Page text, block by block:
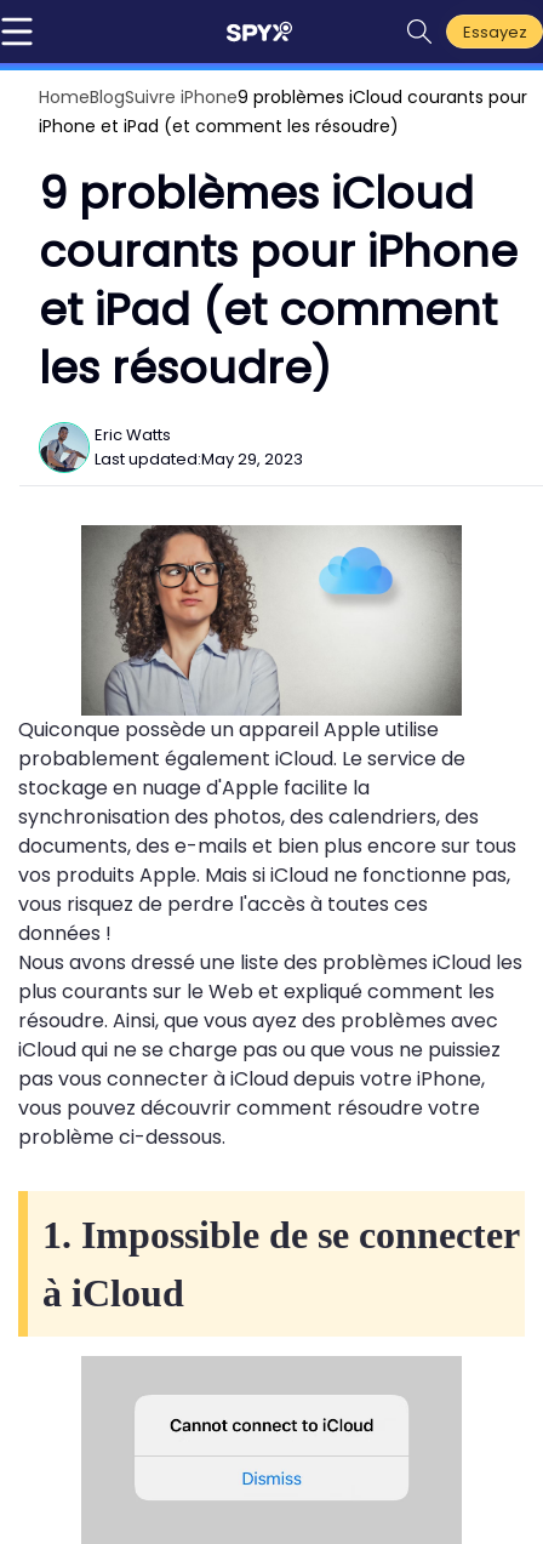
Essayez
HomeBlogSuivre iPhone9 problèmes iCloud courants pour
iPhone et iPad (et comment les résoudre)
9 problèmes iCloud
courants pour iPhone
et iPad (et comment
les résoudre)
Eric Watts
Last updated:May 29, 2023
Quiconque possède un appareil Apple utilise
probablement également iCloud. Le service de
stockage en nuage d'Apple facilite la
synchronisation des photos, des calendriers, des
documents, des e-mails et bien plus encore sur tous
vos produits Apple. Mais si iCloud ne fonctionne pas,
vous risquez de perdre l'accès à toutes ces
données !
Nous avons dressé une liste des problèmes iCloud les
plus courants sur le Web et expliqué comment les
résoudre. Ainsi, que vous ayez des problèmes avec
iCloud qui ne se charge pas ou que vous ne puissiez
pas vous connecter à iCloud depuis votre iPhone,
vous pouvez découvrir comment résoudre votre
problème ci-dessous.
1. Impossible de se connecter
à iCloud